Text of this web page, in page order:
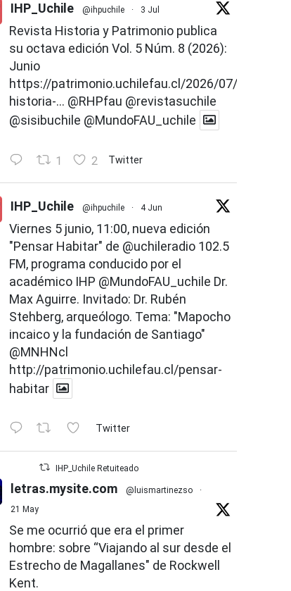
IHP_Uchile @ihpuchile · 3 Jul
Revista Historia y Patrimonio publica
su octava edición Vol. 5 Núm. 8 (2026):
Junio
https://patrimonio.uchilefau.cl/2026/07/02/
historia-... @RHPfau @revistasuchile
@sisibuchile @MundoFAU_uchile
1 2 Twitter
IHP_Uchile @ihpuchile · 4 Jun
Viernes 5 junio, 11:00, nueva edición
"Pensar Habitar" de @uchileradio 102.5
FM, programa conducido por el
académico IHP @MundoFAU_uchile Dr.
Max Aguirre. Invitado: Dr. Rubén
Stehberg, arqueólogo. Tema: "Mapocho
incaico y la fundación de Santiago"
@MNHNcl
http://patrimonio.uchilefau.cl/pensar-
habitar
Twitter
IHP_Uchile Retuiteado
letras.mysite.com @luismartinezso
·
21 May
Se me ocurrió que era el primer
hombre: sobre “Viajando al sur desde el
Estrecho de Magallanes" de Rockwell
Kent.